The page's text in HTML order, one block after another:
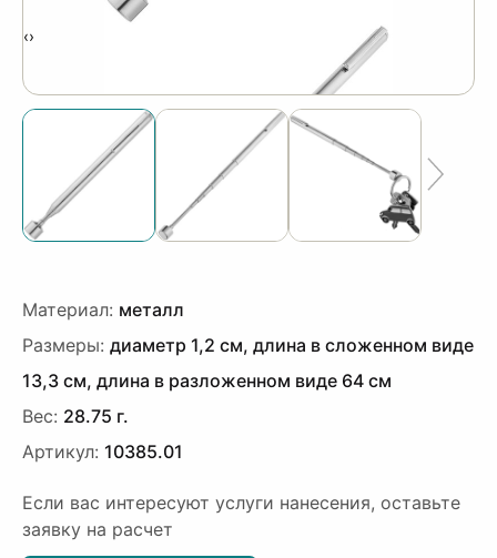
‹›
Материал: металл
Размеры: диаметр 1,2 см, длина в сложенном виде
13,3 см, длина в разложенном виде 64 см
Вес: 28.75 г.
Артикул: 10385.01
Если вас интересуют услуги нанесения, оставьте
заявку на расчет